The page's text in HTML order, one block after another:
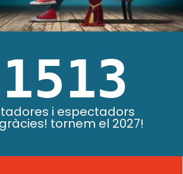
i espectadors
tornem el 2027!